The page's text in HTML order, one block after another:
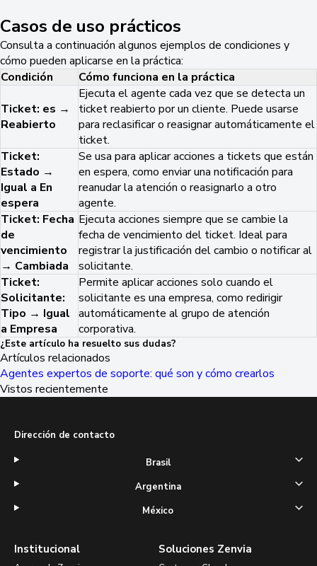
Casos de uso prácticos
Consulta a continuación algunos ejemplos de condiciones y
cómo pueden aplicarse en la práctica:
Condición
Cómo funciona en la práctica
Ticket: es →
Reabierto
Ejecuta el agente cada vez que se detecta un
ticket reabierto por un cliente. Puede usarse
para reclasificar o reasignar automáticamente el
ticket.
Ticket:
Estado →
Igual a En
espera
Se usa para aplicar acciones a tickets que están
en espera, como enviar una notificación para
reanudar la atención o reasignarlo a otro
agente.
Ticket: Fecha
de
vencimiento
→ Cambiada
Ejecuta acciones siempre que se cambie la
fecha de vencimiento del ticket. Ideal para
registrar la justificación del cambio o notificar al
solicitante.
Ticket:
Solicitante:
Tipo → Igual
a Empresa
Permite aplicar acciones solo cuando el
solicitante es una empresa, como redirigir
automáticamente al grupo de atención
corporativa.
¿Este artículo ha resuelto sus dudas?
Artículos relacionados
Agentes expertos de soporte: qué son y cómo crearlos
Vistos recientemente
Institucional Soluciones Zenvia
Dirección de contacto
Brasil
Argentina
México